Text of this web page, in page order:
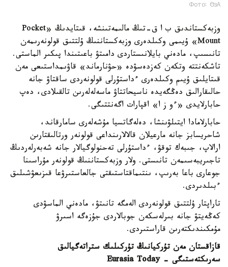
Фото: ӨзА
وزبەكستاندىق ب ا ق-تىڭ مالىمەتىنشە، قىتايدىڭ «Pocket
Mount» ۇيىمى وكىلدەرى وزبەكستاننىڭ ۇلتتىق قولونەرىمەن
تانىسىپ، مادەني بايلانىستاردى دامىتۋ باعىتىندا پىكىر الماستى.
تاشكەنتتە وتكەن كەزدەسۋدە «حۋنارماند» قاۋىمداستىعى مەن
قىتايلىق ۇيىم وكىلدەرى ءداستۇرلى قولونەردى ساقتاۋ جانە
حالىقارالىق دەڭگەيدە ناسيحاتتاۋ ماسەلەلەرىن تالقىلادى، دەپ
حابارلايدى «ءو ز ا» اقپارات اگەنتتىگى.
حابارلامادا ايتىلۋىنشا، دەلەگاتسيا مۇشەلەرى سامارقاند،
شاحريسابز جانە مارعيلان قالالارىنداعى قولونەر ورتالىقتارىن
ارالاپ، جىبەك توقۋ، ءداستۇرلى تەحنولوگيالار جانە شەبەرلەردىڭ
تاجىريبەسىمەن تانىستى. ولار وزبەكستاننىڭ قولونەر مۇراسىنا
جوعارى باعا بەرىپ، ىنتىماقتاستىقتى جالعاستىرۋعا قىزىعۋشىلىق
ءبىلدىردى.
تاراپتار ۇلتتىق قولونەردى الەمگە تانىتۋ، مادەني الماسۋدى
كەڭەيتۋ جانە بىرلەسكەن جوبالاردى جۇزەگە اسىرۋ
مۇمكىندىكتەرىن قاراستىردى.
قازاقستان مەن تۇركيانىڭ تۇركىلىك ستراتەگيالىق
سەرىكتەستىگى - Eurasia Today